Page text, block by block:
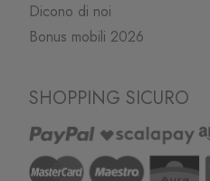
Dicono di noi
Bonus mobili 2026
SHOPPING SICURO